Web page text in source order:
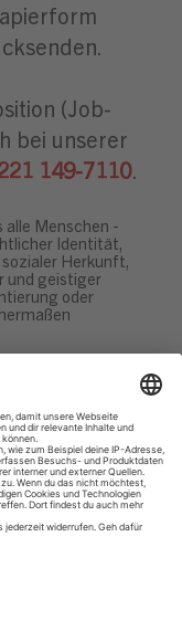
(Job-
bei unserer
149-7110.
alle Menschen -
Identität,
Herkunft,
und geistiger
oder